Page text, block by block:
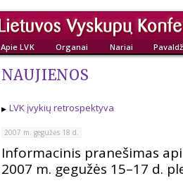
Apie LVK Organai Nariai
NAUJIENOS
LVK įvykių retrospektyva
2007 m. gegužės 18 d.
Informacinis pranešimas
2007 m. gegužės 15–17 d.